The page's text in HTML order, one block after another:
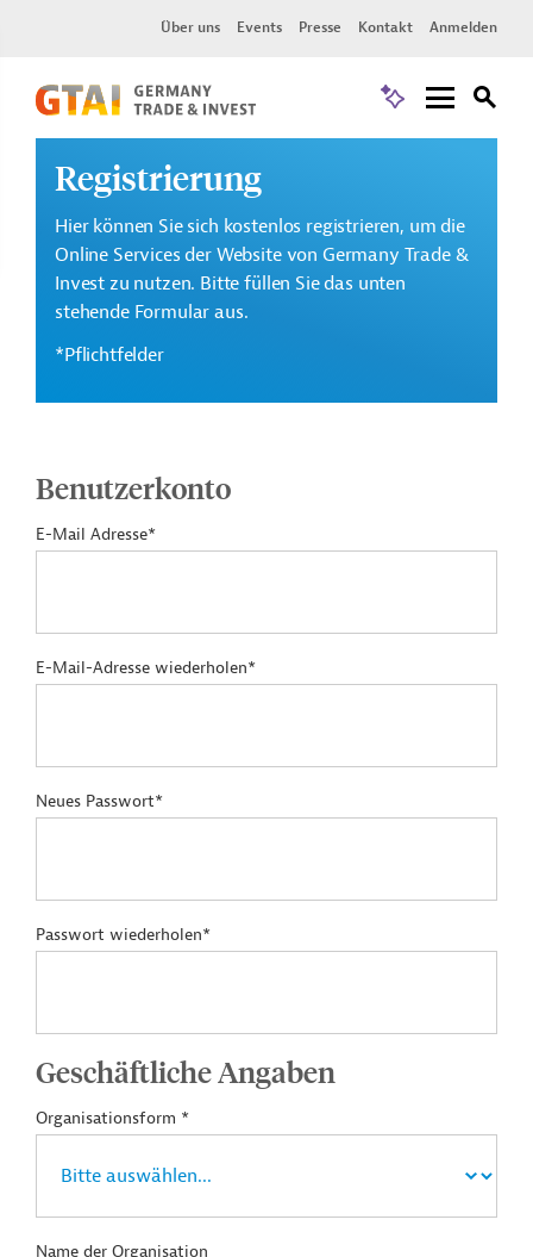
Über uns Events Presse Kontakt Anmelden
Registrierung
Hier können Sie sich kostenlos registrieren, um die
Online Services der Website von Germany Trade &
Invest zu nutzen. Bitte füllen Sie das unten
stehende Formular aus.
*Pflichtfelder
Benutzerkonto
E-Mail Adresse*
E-Mail-Adresse wiederholen*
Neues Passwort*
Passwort wiederholen*
Geschäftliche Angaben
Organisationsform *
Name der Organisation